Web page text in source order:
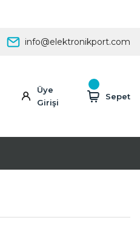
info@elektronikport.com
Üye
Girişi
Sepet